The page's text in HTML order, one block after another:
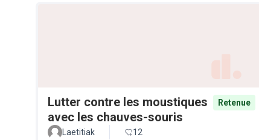
Lutter contre les moustiques
avec les chauves-souris
Retenue
Laetitiak 12